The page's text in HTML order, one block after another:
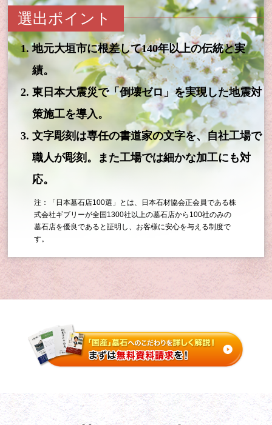
選出ポイント
地元大垣市に根差して140年以上の伝統と実
績。
東日本大震災で「倒壊ゼロ」を実現した地震対
策施工を導入。
文字彫刻は専任の書道家の文字を、自社工場で
職人が彫刻。また工場では細かな加工にも対
応。
注：「日本墓石店100選」とは、日本石材協会正会員である株
式会社ギブリーが全国1300社以上の墓石店から100社のみの
墓石店を優良であると証明し、お客様に安心を与える制度で
す。